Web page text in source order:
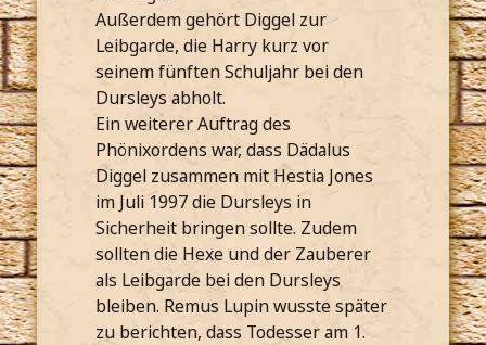
Außerdem gehört Diggel zur
Leibgarde, die Harry kurz vor
seinem fünften Schuljahr bei den
Dursleys abholt.
Ein weiterer Auftrag des
Phönixordens war, dass Dädalus
Diggel zusammen mit Hestia Jones
im Juli 1997 die Dursleys in
Sicherheit bringen sollte. Zudem
sollten die Hexe und der Zauberer
als Leibgarde bei den Dursleys
bleiben. Remus Lupin wusste später
zu berichten, dass Todesser am 1.